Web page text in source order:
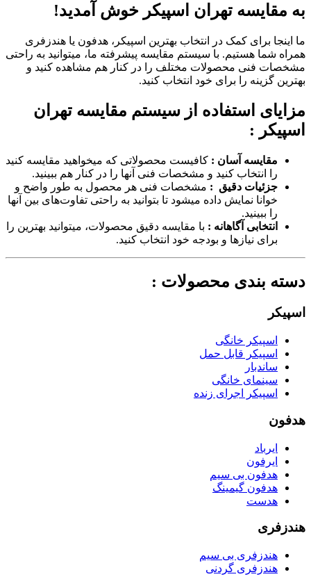
به مقایسه تهران اسپیکر خوش آمدید!
ما اینجا برای کمک در انتخاب بهترین اسپیکر، هدفون یا هندزفری
همراه شما هستیم. با سیستم مقایسه پیشرفته ما، میتوانید به راحتی
مشخصات فنی محصولات مختلف را در کنار هم مشاهده کنید و
بهترین گزینه را برای خود انتخاب کنید.
مزایای استفاده از سیستم مقایسه تهران
اسپیکر :
مقایسه آسان : کافیست محصولاتی که میخواهید مقایسه کنید
را انتخاب کنید و مشخصات فنی آنها را در کنار هم ببینید.
جزئیات دقیق : مشخصات فنی هر محصول به طور واضح و
خوانا نمایش داده میشود تا بتوانید به راحتی تفاوت‌های بین آنها
را ببینید.
انتخابی آگاهانه : با مقایسه دقیق محصولات، میتوانید بهترین را
برای نیازها و بودجه خود انتخاب کنید.
دسته بندی محصولات :
اسپیکر
اسپیکر خانگی
اسپیکر قابل حمل
ساندبار
سینمای خانگی
اسپیکر اجرای زنده
هدفون
ایرباد
ایرفون
هدفون بی سیم
هدفون گیمینگ
هدست
هندزفری
هندزفری بی سیم
هندزفری گردنی